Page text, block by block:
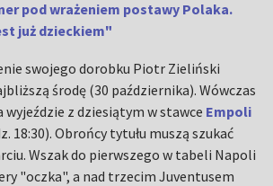
pod wrażeniem postawy Polaka.
już dzieckiem"
swojego dorobku Piotr Zieliński
środę (30 października). Wówczas
z dziesiątym w stawce Empoli
18:30). Obrońcy tytułu muszą szukać
Wszak do pierwszego w tabeli Napoli
"oczka", a nad trzecim Juventusem